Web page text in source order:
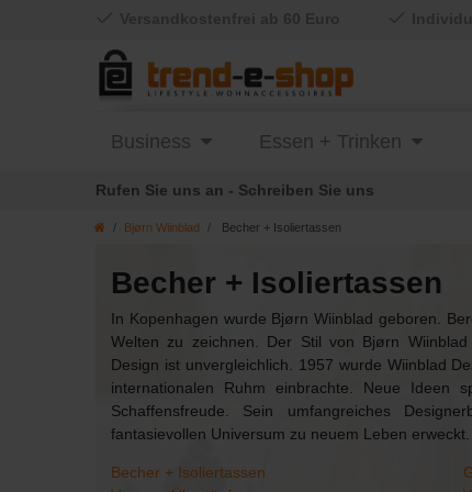
Bjørn Wiinblad Becher + Isoliertassen
Business Essen + Trinken
Rufen Sie uns an - Schreiben Sie uns
Becher + Isoliertassen
In Kopenhagen wurde Bjørn Wiinblad geboren.
Welten zu zeichnen. Der Stil von Bjørn
Design ist unvergleichlich. 1957 wurde Wiinblad
internationalen Ruhm einbrachte. Neue Ideen
Schaffensfreude. Sein umfangreiches
fantasievollen Universum zu neuem Leben erweckt.
Becher + Isoliertassen